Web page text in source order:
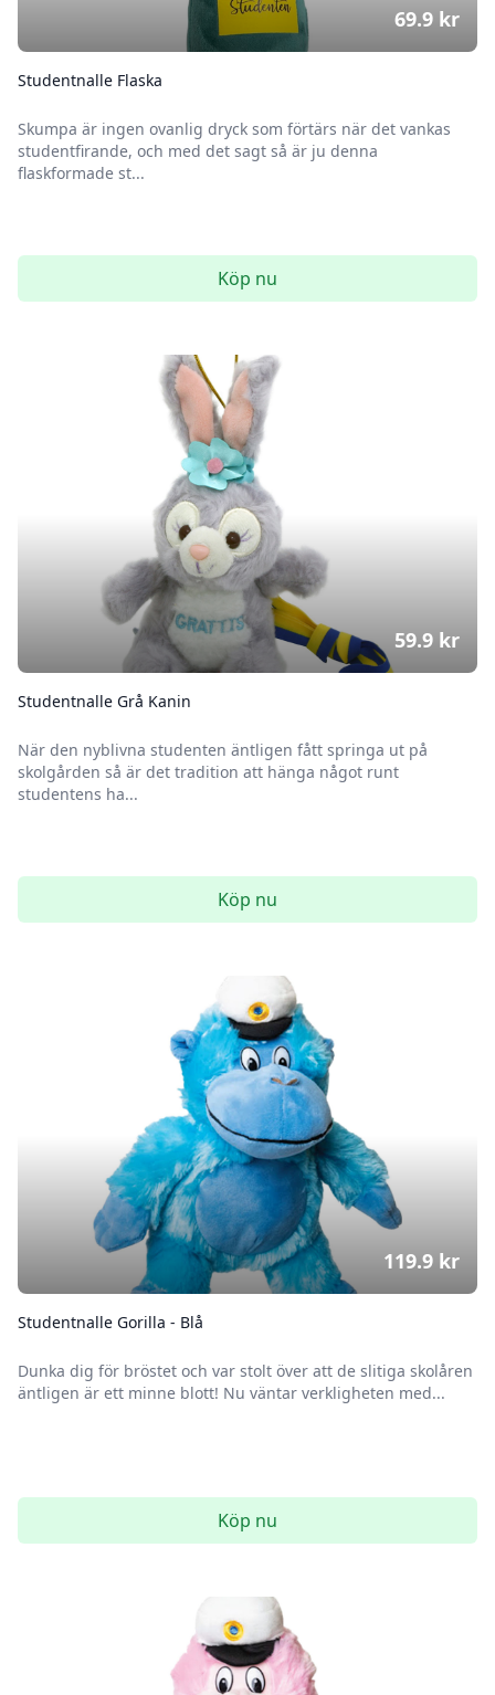
Studentnalle Flaska
Skumpa är ingen ovanlig dryck som förtärs när det vankas
studentfirande, och med det sagt så är ju denna
flaskformade st...
69.9 kr
Köp nu
Studentnalle Grå Kanin
När den nyblivna studenten äntligen fått springa ut på
skolgården så är det tradition att hänga något runt
studentens ha...
59.9 kr
Köp nu
Studentnalle Gorilla - Blå
Dunka dig för bröstet och var stolt över att de slitiga skolåren
äntligen är ett minne blott! Nu väntar verkligheten med...
119.9 kr
Köp nu